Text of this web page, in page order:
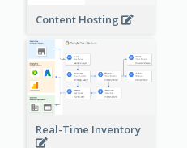
Content Hosting
Real-Time Inventory